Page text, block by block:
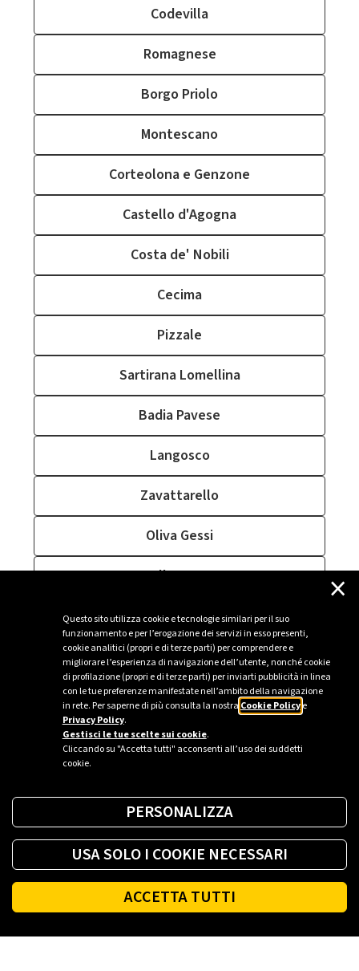
Questo sito utilizza cookie e tecnologie similari per il suo
funzionamento e per l’erogazione dei servizi in esso presenti,
cookie analitici (propri e di terze parti) per comprendere e
migliorare l’esperienza di navigazione dell’utente, nonché cookie
di profilazione (propri e di terze parti) per inviarti pubblicità in linea
con le tue preferenze manifestate nell’ambito della navigazione
in rete. Per saperne di più consulta la nostra Cookie Policye
Privacy Policy.
Gestisci le tue scelte sui cookie.
Cliccando su "Accetta tutti" acconsenti all’uso dei suddetti
cookie.
×
PERSONALIZZA
USA SOLO I COOKIE NECESSARI
ACCETTA TUTTI
Fai il pieno di energia ovunque tu sia.
SCARICA L'APP
Codevilla
Romagnese
Borgo Priolo
Montescano
Corteolona e Genzone
Castello d'Agogna
Costa de' Nobili
Cecima
Pizzale
Sartirana Lomellina
Badia Pavese
Langosco
Zavattarello
Oliva Gessi
Albonese
Volpara
Bosnasco
Sei un’azienda o una PA?
Trova la soluzione più giusta per te.
Richiedi una colonnina
Footer
Eni Plenitude S.p.A. Società Benefit